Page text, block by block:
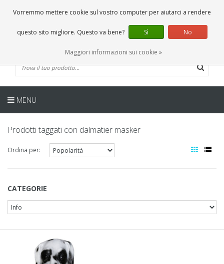
0 Articoli
IT
MENU
Prodotti taggati con dalmatiër masker
Ordina per:
CATEGORIE
Vorremmo mettere cookie sul vostro computer per aiutarci a rendere
questo sito migliore. Questo va bene? Sì No
Maggiori informazioni sui cookie »